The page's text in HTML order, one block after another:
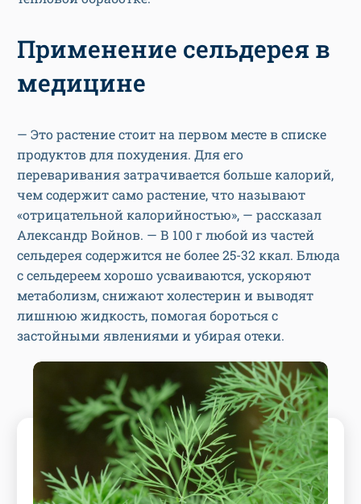
Применение сельдерея в
медицине
— Это растение стоит на первом месте в списке
продуктов для похудения. Для его
переваривания затрачивается больше калорий,
чем содержит само растение, что называют
«отрицательной калорийностью», — рассказал
Александр Войнов. — В 100 г любой из частей
сельдерея содержится не более 25-32 ккал. Блюда
с сельдереем хорошо усваиваются, ускоряют
метаболизм, снижают холестерин и выводят
лишнюю жидкость, помогая бороться с
застойными явлениями и убирая отеки.